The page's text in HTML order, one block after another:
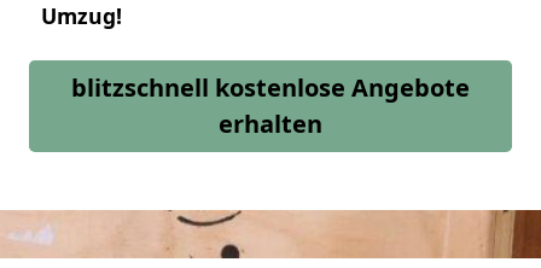
Umzug!
blitzschnell kostenlose Angebote
erhalten